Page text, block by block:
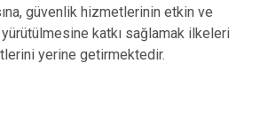
güvenlik hizmetlerinin etkin ve
katkı sağlamak ilkeleri
yerine getirmektedir.